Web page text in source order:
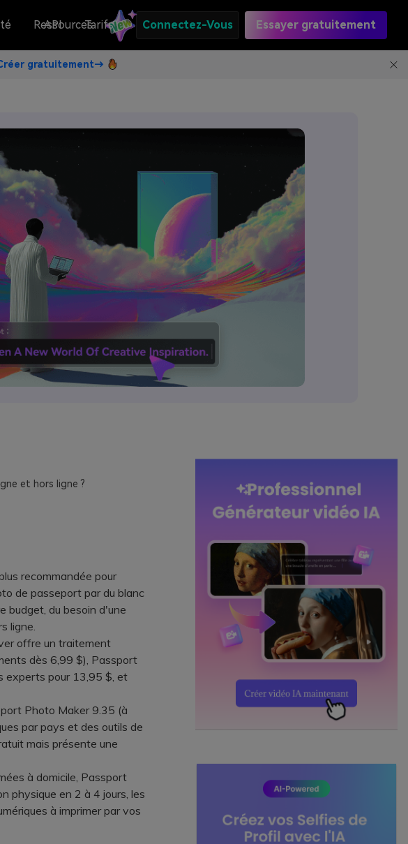
Ressources
API Tarifs Connectez-Vous Essayer gratuitement
gratuitement→
et hors ligne ?
recommandée pour
de passeport par du blanc
budget, du besoin d'une
ligne.
offre un traitement
dès 6,99 $), Passport
experts pour 13,95 $, et
Photo Maker 9.35 (à
par pays et des outils de
mais présente une
à domicile, Passport
physique en 2 à 4 jours, les
à imprimer par vos